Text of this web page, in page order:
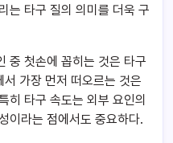
는 타구 질의 의미를 더욱 구
중 첫손에 꼽히는 것은 타구
서 가장 먼저 떠오르는 것은
히 타구 속도는 외부 요인의
이라는 점에서도 중요하다.